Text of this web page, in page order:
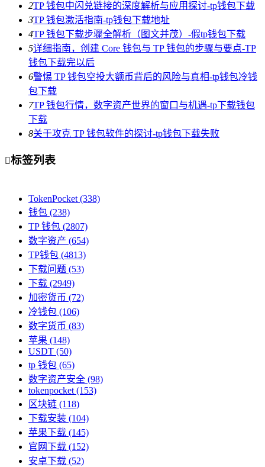
2TP 钱包中闪兑链接的深度解析与应用探讨-tp钱包下载
3TP 钱包激活指南-tp钱包下载地址
4TP 钱包下载步骤全解析（图文并茂）-假tp钱包下载
5详细指南，创建 Core 钱包与 TP 钱包的步骤与要点-TP
钱包下载完以后
6警惕 TP 钱包空投大额币背后的风险与真相-tp钱包冷钱
包下载
7TP 钱包行情，数字资产世界的窗口与机遇-tp下载钱包
下载
8关于攻克 TP 钱包软件的探讨-tp钱包下载失败
标签列表
TokenPocket (338)
钱包 (238)
TP 钱包 (2807)
数字资产 (654)
TP钱包 (4813)
下载问题 (53)
下载 (2949)
加密货币 (72)
冷钱包 (106)
数字货币 (83)
苹果 (148)
USDT (50)
tp 钱包 (65)
数字资产安全 (98)
tokenpocket (153)
区块链 (118)
下载安装 (104)
苹果下载 (145)
官网下载 (152)
安卓下载 (52)